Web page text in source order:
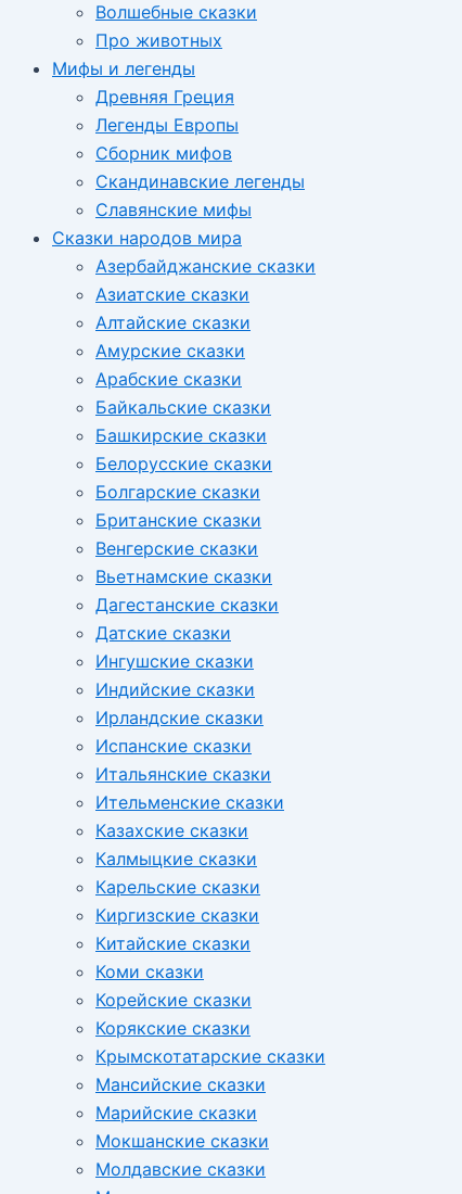
Волшебные сказки
Про животных
Мифы и легенды
Древняя Греция
Легенды Европы
Сборник мифов
Скандинавские легенды
Славянские мифы
Сказки народов мира
Азербайджанские сказки
Азиатские сказки
Алтайские сказки
Амурские сказки
Арабские сказки
Байкальские сказки
Башкирские сказки
Белорусские сказки
Болгарские сказки
Британские сказки
Венгерские сказки
Вьетнамские сказки
Дагестанские сказки
Датские сказки
Ингушские сказки
Индийские сказки
Ирландские сказки
Испанские сказки
Итальянские сказки
Ительменские сказки
Казахские сказки
Калмыцкие сказки
Карельские сказки
Киргизские сказки
Китайские сказки
Коми сказки
Корейские сказки
Корякские сказки
Крымскотатарские сказки
Мансийские сказки
Марийские сказки
Мокшанские сказки
Молдавские сказки